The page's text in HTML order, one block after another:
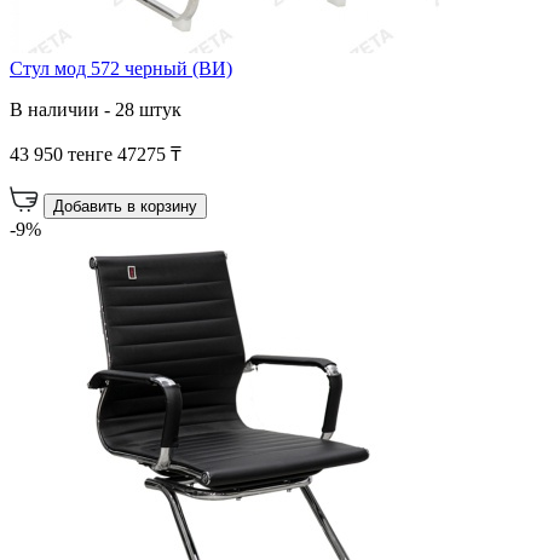
Стул мод 572 черный (ВИ)
В наличии - 28 штук
43 950 тенге 47275 ₸
Добавить в корзину
-9%